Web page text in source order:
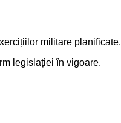
militare planificate.
legislației în vigoare.